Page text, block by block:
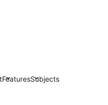
FeaturesSubjects